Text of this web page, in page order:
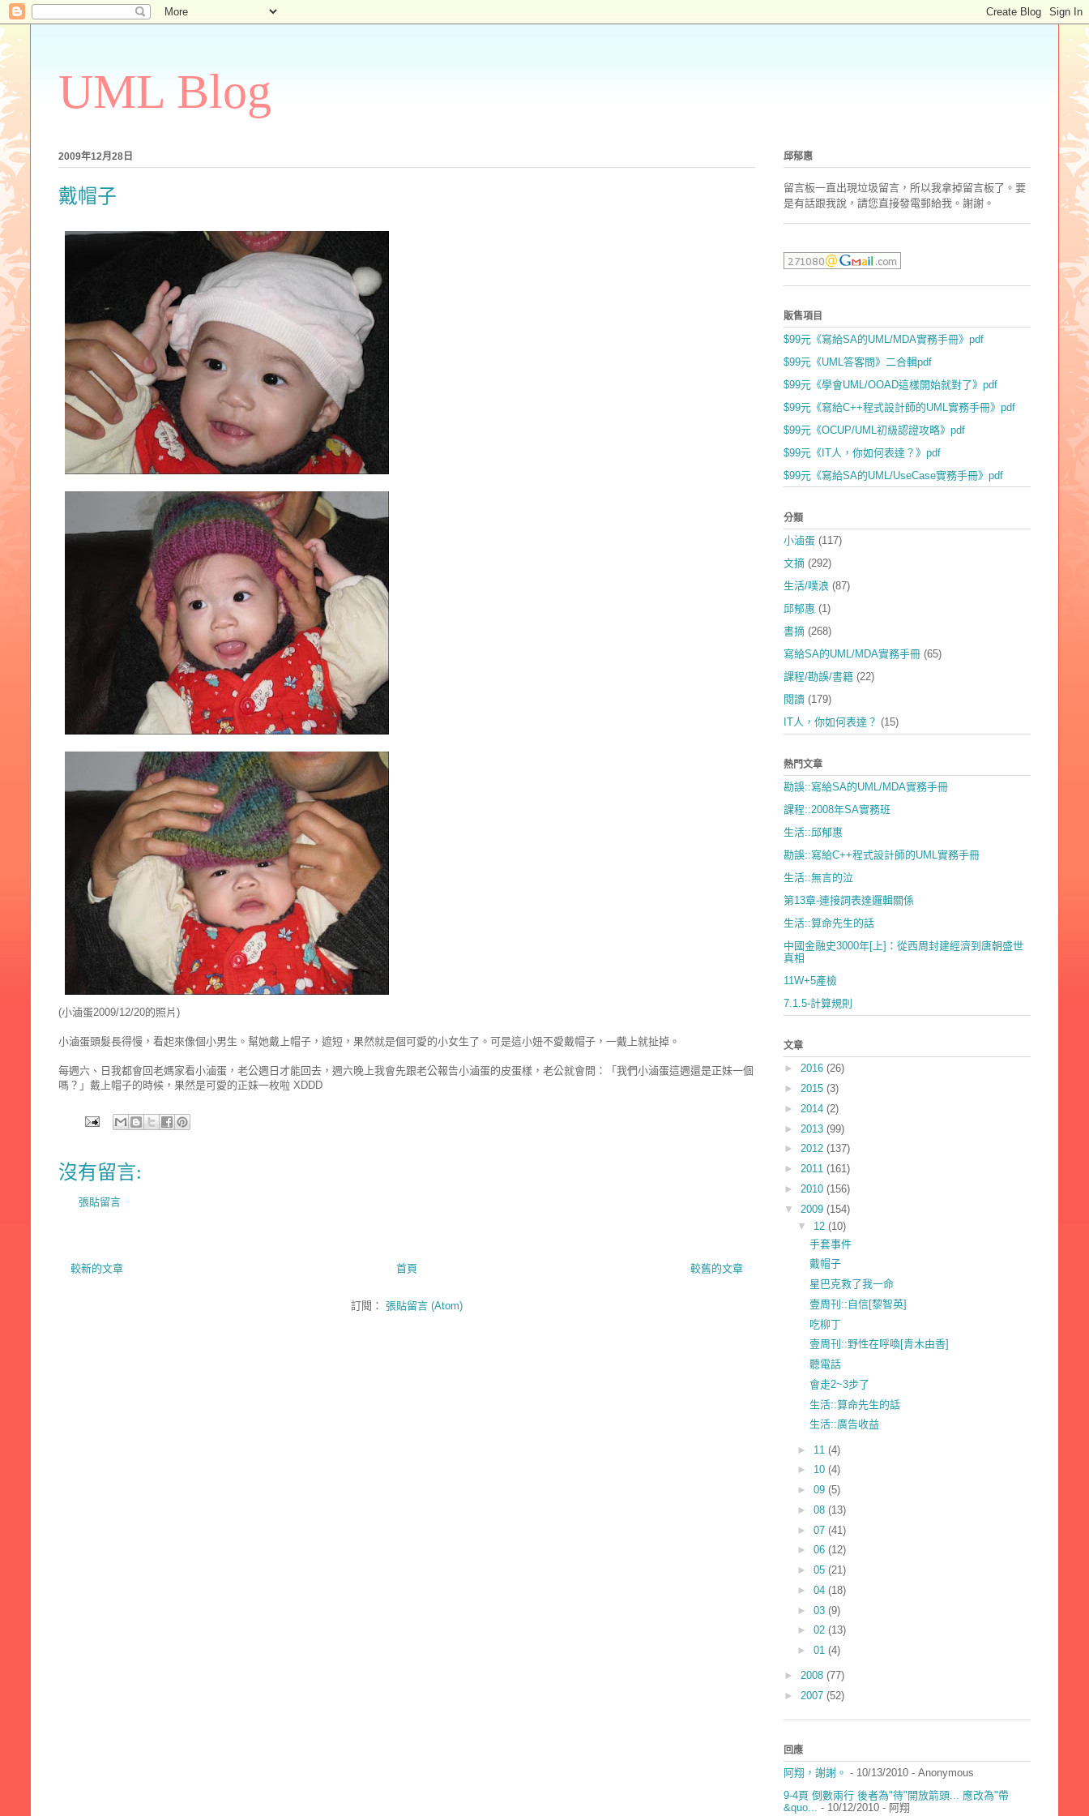
UML Blog
2009年12月28日
戴帽子
(小滷蛋2009/12/20的照片)
小滷蛋頭髮長得慢，看起來像個小男生。幫她戴上帽子，遮短，果然就是個可愛的小女生了。可是這小妞不愛戴帽子，一戴上就扯掉。
每週六、日我都會回老媽家看小滷蛋，老公週日才能回去，週六晚上我會先跟老公報告小滷蛋的皮蛋樣，老公就會問：「我們小滷蛋這週還是正妹一個
嗎？」戴上帽子的時候，果然是可愛的正妹一枚啦 XDDD
沒有留言:
張貼留言
較新的文章 較舊的文章
首頁
訂閱： 張貼留言 (Atom)
邱郁惠
留言板一直出現垃圾留言，所以我拿掉留言板了。要
是有話跟我說，請您直接發電郵給我。謝謝。
販售項目
$99元《寫給SA的UML/MDA實務手冊》pdf
$99元《UML答客問》二合輯pdf
$99元《學會UML/OOAD這樣開始就對了》pdf
$99元《寫給C++程式設計師的UML實務手冊》pdf
$99元《OCUP/UML初級認證攻略》pdf
$99元《IT人，你如何表達？》pdf
$99元《寫給SA的UML/UseCase實務手冊》pdf
分類
小滷蛋 (117)
文摘 (292)
生活/噗浪 (87)
邱郁惠 (1)
書摘 (268)
寫給SA的UML/MDA實務手冊 (65)
課程/勘誤/書籍 (22)
閱讀 (179)
IT人，你如何表達？ (15)
熱門文章
勘誤::寫給SA的UML/MDA實務手冊
課程::2008年SA實務班
生活::邱郁惠
勘誤::寫給C++程式設計師的UML實務手冊
生活::無言的泣
第13章-連接詞表達邏輯關係
生活::算命先生的話
中國金融史3000年[上]：從西周封建經濟到唐朝盛世
真相
11W+5產檢
7.1.5-計算規則
文章
► 2016 (26)
► 2015 (3)
► 2014 (2)
► 2013 (99)
► 2012 (137)
► 2011 (161)
► 2010 (156)
▼ 2009 (154)
▼ 12 (10)
手套事件
戴帽子
星巴克救了我一命
壹周刊::自信[黎智英]
吃柳丁
壹周刊::野性在呼喚[青木由香]
聽電話
會走2~3步了
生活::算命先生的話
生活::廣告收益
► 11 (4)
► 10 (4)
► 09 (5)
► 08 (13)
► 07 (41)
► 06 (12)
► 05 (21)
► 04 (18)
► 03 (9)
► 02 (13)
► 01 (4)
► 2008 (77)
► 2007 (52)
回應
阿翔，謝謝。 - 10/13/2010 - Anonymous
9-4頁 倒數兩行 後者為"待"開放箭頭... 應改為"帶
&quo... - 10/12/2010 - 阿翔